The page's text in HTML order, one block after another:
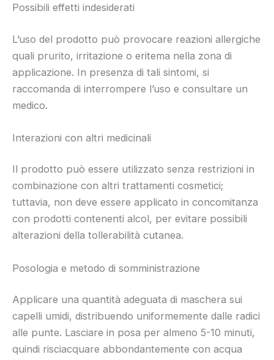
Possibili effetti indesiderati
L’uso del prodotto può provocare reazioni allergiche
quali prurito, irritazione o eritema nella zona di
applicazione. In presenza di tali sintomi, si
raccomanda di interrompere l’uso e consultare un
medico.
Interazioni con altri medicinali
Il prodotto può essere utilizzato senza restrizioni in
combinazione con altri trattamenti cosmetici;
tuttavia, non deve essere applicato in concomitanza
con prodotti contenenti alcol, per evitare possibili
alterazioni della tollerabilità cutanea.
Posologia e metodo di somministrazione
Applicare una quantità adeguata di maschera sui
capelli umidi, distribuendo uniformemente dalle radici
alle punte. Lasciare in posa per almeno 5-10 minuti,
quindi risciacquare abbondantemente con acqua